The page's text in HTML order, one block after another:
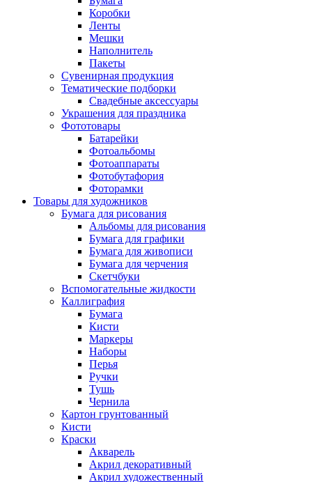
Коробки
Ленты
Мешки
Наполнитель
Пакеты
Сувенирная продукция
Тематические подборки
Свадебные аксессуары
Украшения для праздника
Фототовары
Батарейки
Фотоальбомы
Фотоаппараты
Фотобутафория
Фоторамки
Товары для художников
Бумага для рисования
Альбомы для рисования
Бумага для графики
Бумага для живописи
Бумага для черчения
Скетчбуки
Вспомогательные жидкости
Каллиграфия
Бумага
Кисти
Маркеры
Наборы
Перья
Ручки
Тушь
Чернила
Картон грунтованный
Кисти
Краски
Акварель
Акрил декоративный
Акрил художественный